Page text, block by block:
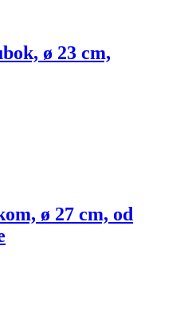
ø 23 cm,
ø 27 cm, od